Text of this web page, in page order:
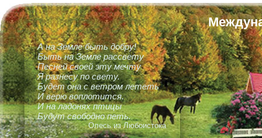
А на Земле быть добру!
Быть на Земле рассвету
Песней своей эту мечту
Я разнесу по свету.
Будет она с ветром лететь
И верю воплотится.
И на ладонях птицы
Будут свободно петь.
Олесь из Любоистока